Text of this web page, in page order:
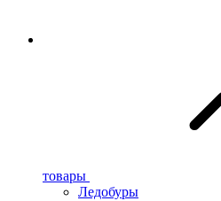
товары
Ледобуры